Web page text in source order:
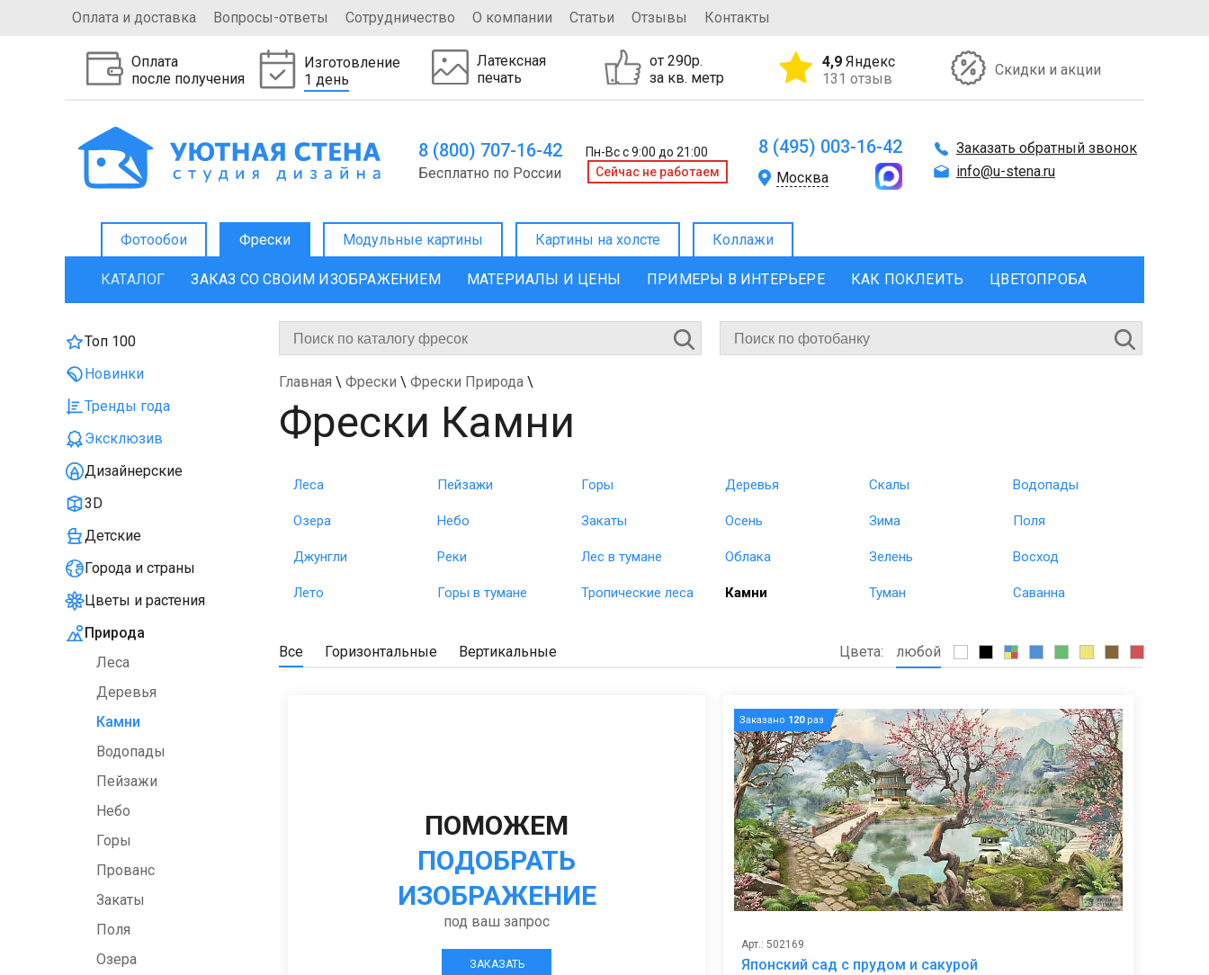
Оплата и доставка Вопросы-ответы Сотрудничество О компании Статьи Отзывы Контакты
Оплата
после получения
Изготовление
1 день
Латексная
печать
от 290р.
за кв. метр
4,9 Яндекс
131 отзыв
Скидки и акции
8 (800) 707-16-42 Пн-Вс с 9:00 до 21:00
Бесплатно по России Cейчас не работаем
8 (495) 003-16-42
Москва
Заказать обратный звонок
info@u-stena.ru
Фотообои Фрески Модульные картины Картины на холсте Коллажи
КАТАЛОГ ЗАКАЗ СО СВОИМ ИЗОБРАЖЕНИЕМ МАТЕРИАЛЫ И ЦЕНЫ ПРИМЕРЫ В ИНТЕРЬЕРЕ КАК ПОКЛЕИТЬ ЦВЕТОПРОБА
Топ 100
Новинки
Тренды года
Эксклюзив
Дизайнерские
3D
Детские
Города и страны
Цветы и растения
Природа
Леса
Деревья
Камни
Водопады
Пейзажи
Небо
Горы
Прованс
Закаты
Поля
Озера
Главная \ Фрески \ Фрески Природа \
Фрески Камни
Леса Пейзажи Горы Деревья Скалы Водопады
Озера Небо Закаты Осень Зима Поля
Джунгли Реки Лес в тумане Облака Зелень Восход
Лето Горы в тумане Тропические леса Камни Туман Саванна
Все Горизонтальные Вертикальные Цвета: любой
ПОМОЖЕМ
ПОДОБРАТЬ
ИЗОБРАЖЕНИЕ
под ваш запрос
ЗАКАЗАТЬ
Заказано 120раз
Арт.: 502169
Японский сад с прудом и сакурой